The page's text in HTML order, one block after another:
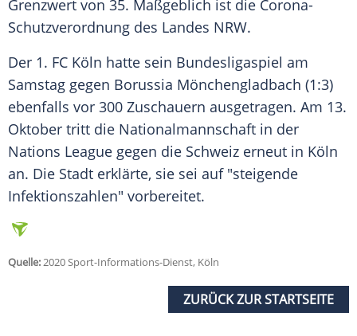
Grenzwert von 35. Maßgeblich ist die Corona-
Schutzverordnung des Landes NRW.
Der 1. FC Köln hatte sein Bundesligaspiel am
Samstag gegen Borussia Mönchengladbach (1:3)
ebenfalls vor 300 Zuschauern ausgetragen. Am 13.
Oktober tritt die Nationalmannschaft in der
Nations League gegen die Schweiz erneut in Köln
an. Die Stadt erklärte, sie sei auf "steigende
Infektionszahlen" vorbereitet.
Quelle:2020 Sport-Informations-Dienst, Köln
ZURÜCK ZUR STARTSEITE